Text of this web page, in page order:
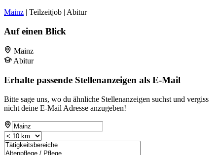
Mainz | Teilzeitjob | Abitur
Auf einen Blick
Mainz
Abitur
Erhalte passende Stellenanzeigen als E-Mail
Bitte sage uns, wo du ähnliche Stellenanzeigen suchst und vergiss
nicht deine E-Mail Adresse anzugeben!